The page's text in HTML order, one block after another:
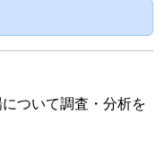
ついて調査・分析を